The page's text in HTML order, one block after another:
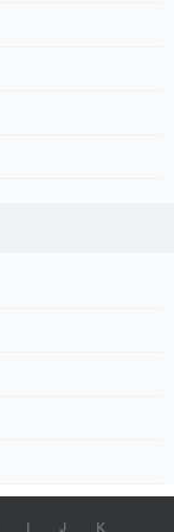
J K